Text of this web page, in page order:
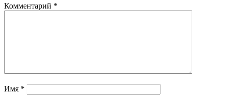
Комментарий *
Имя *